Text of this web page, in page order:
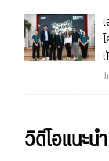
วิดีโอแนะนำ